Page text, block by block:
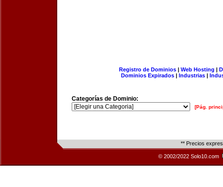
Registro de Dominios| Web Hosting |
Dominios Expirados | Industrias |
Categorías de Dominio:
[Pág.
** Precios
© 2002/2022 Solo10.com